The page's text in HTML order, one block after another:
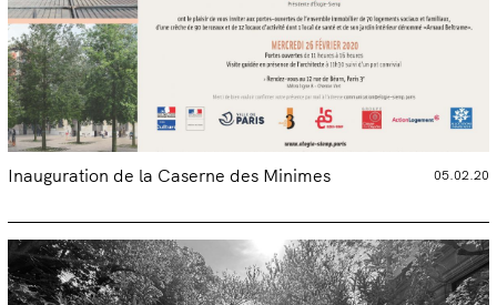
Inauguration de la Caserne des Minimes 05.02.20